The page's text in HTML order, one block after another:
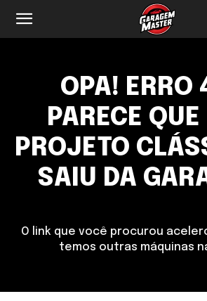
Garagem
OPA! ERRO
PARECE QUE
PROJETO
SAIU DA
O link que você procurou
temos outras máquinas